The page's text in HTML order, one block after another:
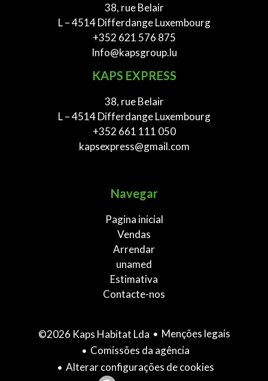
38, rue Belair
L – 4514 Differdange Luxembourg
+352 621 576 875
Info@kapsgroup.lu
KAPS EXPRESS
38, rue Belair
L – 4514 Differdange Luxembourg
+352 661 111 050
kapsexpress@gmail.com
Navegar
Pagina inicial
Vendas
Arrendar
unamed
Estimativa
Contacte-nos
©2026 Kaps Habitat Lda
Menções legais
Comissões da agência
Alterar configurações de cookies